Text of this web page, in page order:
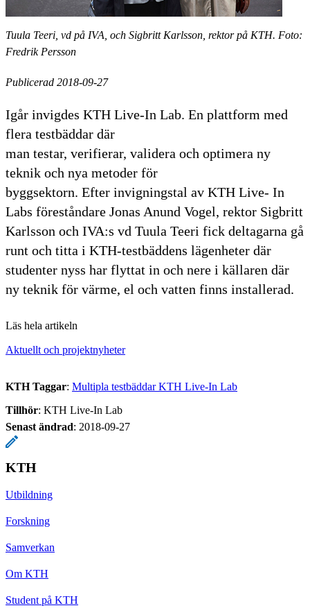
Tuula Teeri, vd på IVA, och Sigbritt Karlsson, rektor på KTH. Foto:
Fredrik Persson
Publicerad 2018-09-27
Igår invigdes KTH Live-In Lab. En plattform med
flera testbäddar där
man testar, verifierar, validera och optimera ny
teknik och nya metoder för
byggsektorn. Efter invigningstal av KTH Live- In
Labs föreståndare Jonas Anund Vogel, rektor Sigbritt
Karlsson och IVA:s vd Tuula Teeri fick deltagarna gå
runt och titta i KTH-testbäddens lägenheter där
studenter nyss har flyttat in och nere i källaren där
ny teknik för värme, el och vatten finns installerad.
Läs hela artikeln
Aktuellt och projektnyheter
KTH Taggar: Multipla testbäddar KTH Live-In Lab
Tillhör: KTH Live-In Lab
Senast ändrad: 2018-09-27
KTH
Utbildning
Forskning
Samverkan
Om KTH
Student på KTH